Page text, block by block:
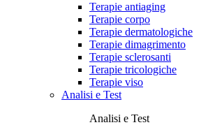
Terapie antiaging
Terapie corpo
Terapie dermatologiche
Terapie dimagrimento
Terapie sclerosanti
Terapie tricologiche
Terapie viso
Analisi e Test
Analisi e Test